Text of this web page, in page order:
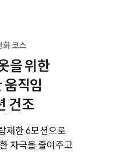
화 코스
을 위한
움직임
건조
재한 6모션으로
자극을 줄여주고